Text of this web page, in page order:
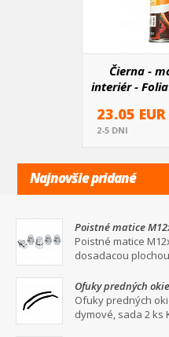
Čierna -
interiér -
23.05 EUR
2-5 DNI
Najnovšie pridané
Poistné matice
dosadacou
Poistné matice
dosadacou
Ofuky predných
dymové, sada 2 ks
Ofuky predných
dymové, sada 2 ks